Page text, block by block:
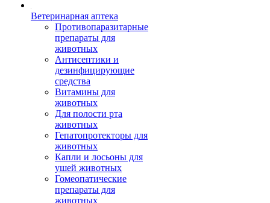
Ветеринарная аптека
Противопаразитарные
препараты для
животных
Антисептики и
дезинфицирующие
средства
Витамины для
животных
Для полости рта
животных
Гепатопротекторы для
животных
Капли и лосьоны для
ушей животных
Гомеопатические
препараты для
животных